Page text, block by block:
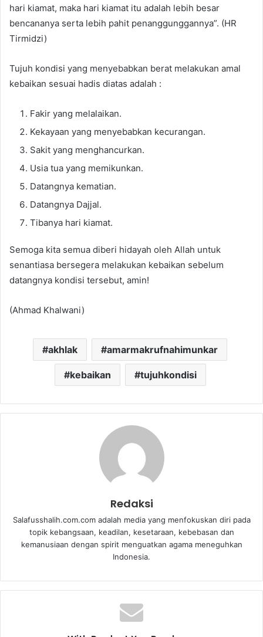
hari kiamat, maka hari kiamat itu adalah lebih besar
bencananya serta lebih pahit penanggunggannya”. (HR
Tirmidzi)
Tujuh kondisi yang menyebabkan berat melakukan amal
kebaikan sesuai hadis diatas adalah :
Fakir yang melalaikan.
Kekayaan yang menyebabkan kecurangan.
Sakit yang menghancurkan.
Usia tua yang memikunkan.
Datangnya kematian.
Datangnya Dajjal.
Tibanya hari kiamat.
Semoga kita semua diberi hidayah oleh Allah untuk
senantiasa bersegera melakukan kebaikan sebelum
datangnya kondisi tersebut, amin!
(Ahmad Khalwani)
akhlak amarmakrufnahimunkar
kebaikan tujuhkondisi
Redaksi
Salafusshalih.com.com adalah media yang menfokuskan diri pada
topik kebangsaan, keadilan, kesetaraan, kebebasan dan
kemanusiaan dengan spirit menguatkan agama meneguhkan
Indonesia.